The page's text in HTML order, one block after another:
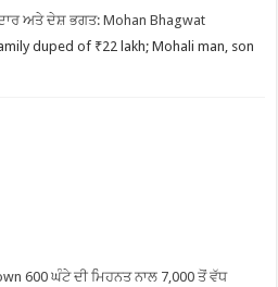
ਅਤੇ ਦੇਸ਼ ਭਗਤ: Mohan Bhagwat
duped of ₹22 lakh; Mohali man, son
600 ਘੰਟੇ ਦੀ ਮਿਹਨਤ ਨਾਲ 7,000 ਤੋਂ ਵੱਧ